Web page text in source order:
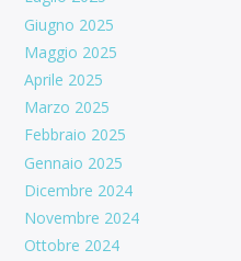
Giugno 2025
Maggio 2025
Aprile 2025
Marzo 2025
Febbraio 2025
Gennaio 2025
Dicembre 2024
Novembre 2024
Ottobre 2024